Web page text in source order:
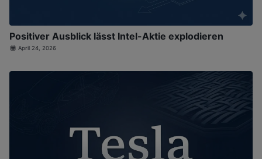
Positiver Ausblick lässt Intel-Aktie explodieren
April 24, 2026